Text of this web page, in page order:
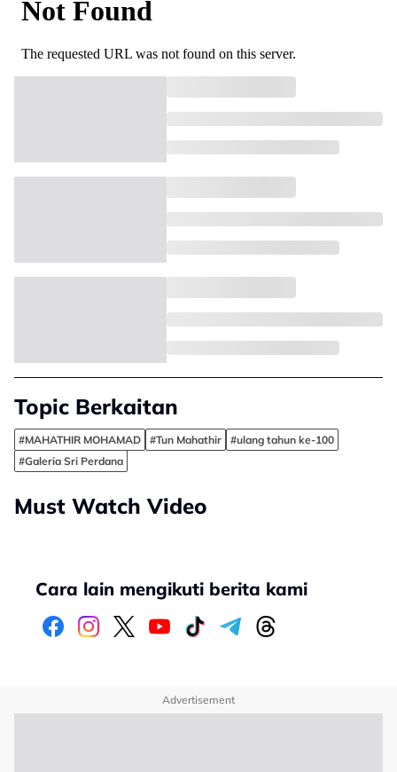
Topic Berkaitan
#MAHATHIR MOHAMAD #Tun Mahathir
#ulang tahun ke-100
#Galeria Sri Perdana
Must Watch Video
Cara lain mengikuti berita kami
Advertisement